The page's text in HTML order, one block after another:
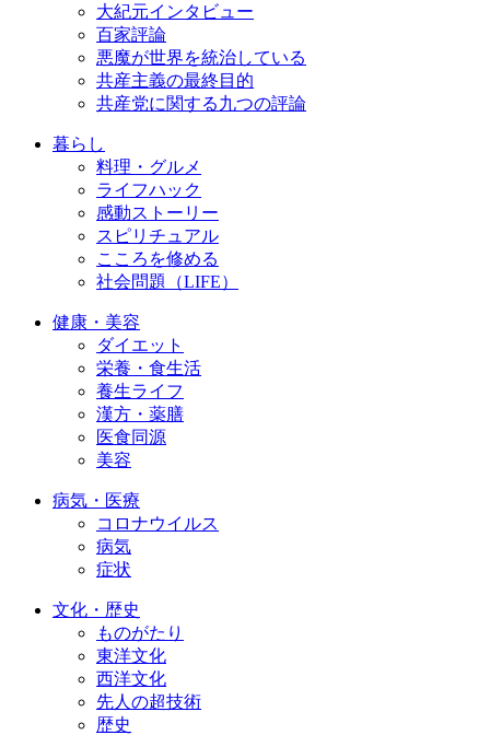
大紀元インタビュー
百家評論
悪魔が世界を統治している
共産主義の最終目的
共産党に関する九つの評論
暮らし
料理・グルメ
ライフハック
感動ストーリー
スピリチュアル
こころを修める
社会問題（LIFE）
健康・美容
ダイエット
栄養・食生活
養生ライフ
漢方・薬膳
医食同源
美容
病気・医療
コロナウイルス
病気
症状
文化・歴史
ものがたり
東洋文化
西洋文化
先人の超技術
歴史